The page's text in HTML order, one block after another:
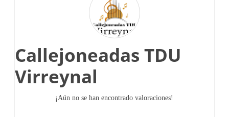
Callejoneadas TDU
Virreynal
¡Aún no se han encontrado valoraciones!